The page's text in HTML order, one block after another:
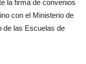
la firma de convenios
con el Ministerio de
de las Escuelas de